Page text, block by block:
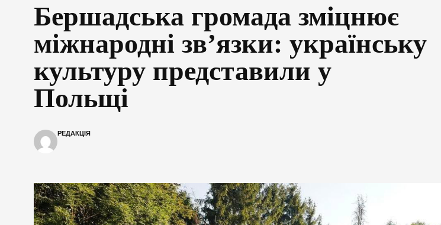
Бершадська громада зміцнює
міжнародні зв’язки: українську
культуру представили у
Польщі
РЕДАКЦІЯ